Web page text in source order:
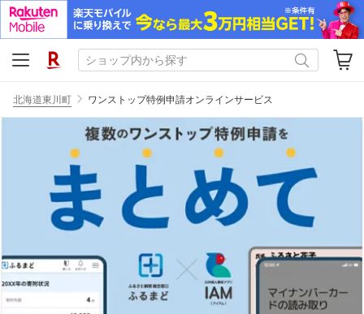
北海道東川町 ワンストップ特例申請オンラインサービス